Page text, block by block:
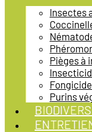
Insectes
Pièges à
Purins